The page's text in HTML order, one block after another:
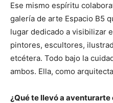
Ese mismo espíritu
galería de arte Espacio B5
lugar dedicado a visibilizar
pintores, escultores,
etcétera. Todo bajo la
ambos. Ella, como
¿Qué te llevó a